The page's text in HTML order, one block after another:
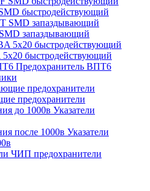
быстродействующий
запаздывающий
5x20 быстродействующий
Предохранитель ВПТ6
предохранители
Указатели
Указатели
ЧИП предохранители